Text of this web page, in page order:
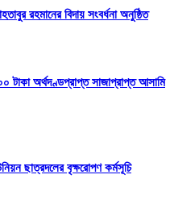
রহমানের বিদায় সংবর্ধনা অনুষ্ঠিত
টাকা অর্থদণ্ডপ্রাপ্ত সাজাপ্রাপ্ত আসামি
ছাত্রদলের বৃক্ষরোপণ কর্মসূচি